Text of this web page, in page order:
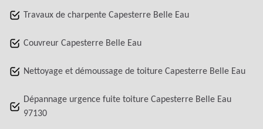
Travaux de charpente Capesterre Belle Eau
Couvreur Capesterre Belle Eau
Nettoyage et démoussage de toiture Capesterre Belle Eau
Dépannage urgence fuite toiture Capesterre Belle Eau
97130